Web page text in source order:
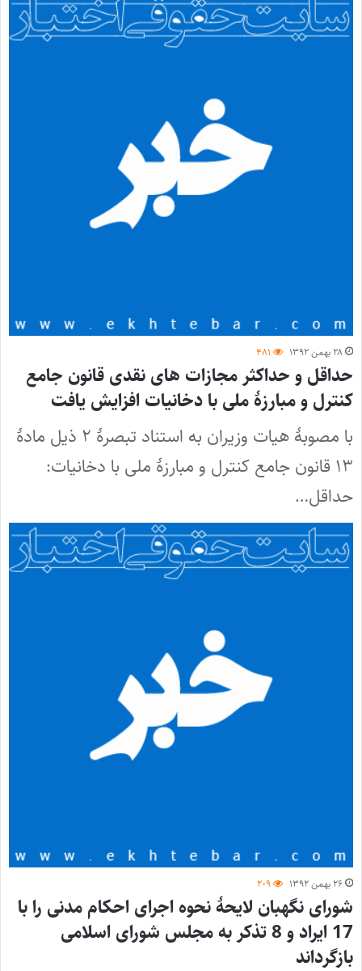
۲۸ بهمن ۱۳۹۲ ۴۸۱
حداقل و حداکثر مجازات های نقدی قانون جامع
کنترل و مبارزۀ ملی با دخانیات افزایش یافت
با مصوبۀ هیات وزیران به استناد تبصرۀ ۲ ذیل مادۀ
۱۳ قانون جامع کنترل و مبارزۀ ملی با دخانیات:
حداقل…
۲۶ بهمن ۱۳۹۲ ۲۰۹
شورای نگهبان لایحۀ نحوه اجرای احکام مدنی را با
17 ایراد و 8 تذکر به مجلس شورای اسلامی
بازگرداند